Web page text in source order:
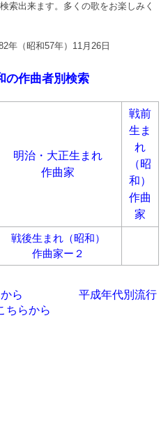
索出来ます。多くの歌をお楽しみく
年（昭和57年）11月26日
の作曲者別検索
明治・大正生まれ
作曲家
戦前
生ま
れ
（昭
和）
作曲
家
戦後生まれ（昭和）
作曲家ー２
ら
平成年代別流行
ちらから